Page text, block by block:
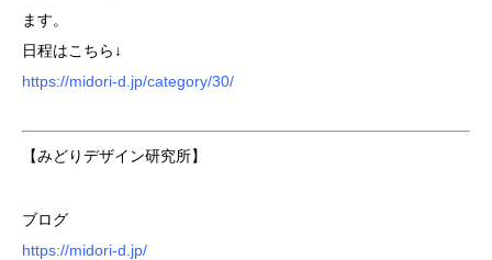
ます。
日程はこちら↓
https://midori-d.jp/category/30/
【みどりデザイン研究所】
ブログ
https://midori-d.jp/